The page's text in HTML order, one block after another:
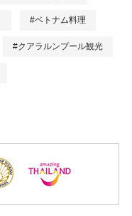
#ベトナム料理
#クアラルンプール観光